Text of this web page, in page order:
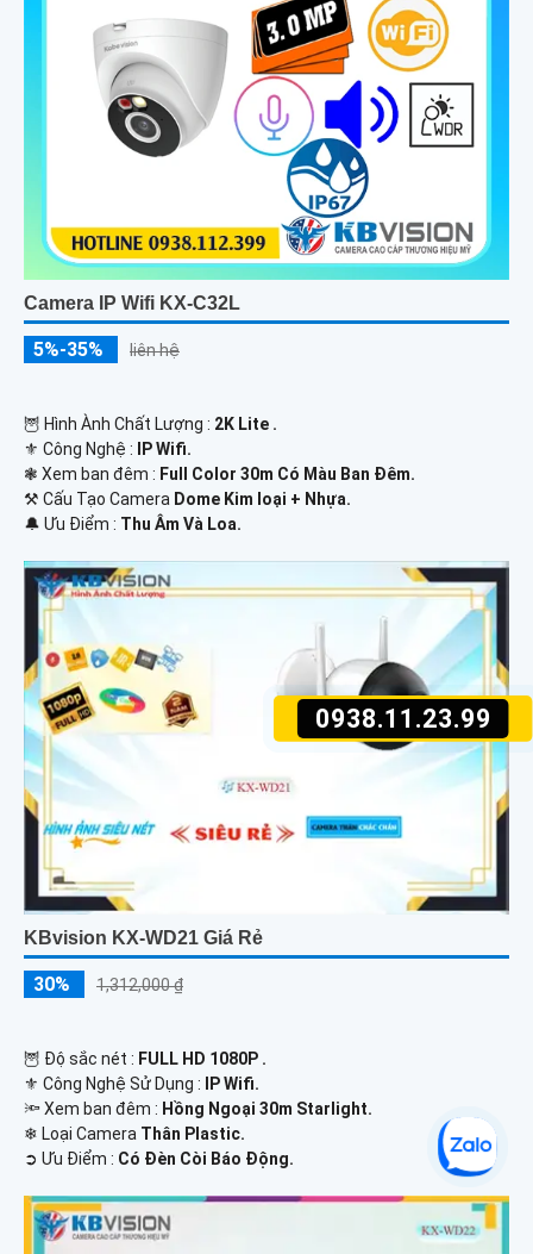
0938.11.23.99
Camera IP Wifi KX-C32L
5%-35% liên hệ
🦉 Hình Ành Chất Lượng : 2K Lite .
⚜️ Công Nghệ :
IP Wifi.
❃ Xem ban đêm : Full Color 30m Có Màu Ban Ðêm.
⚒ Cấu Tạo Camera Dome Kim loại + Nhựa.
️🔔 Ưu Điểm : Thu Âm Và Loa.
KBvision KX-WD21 Giá Rẻ
30% 1,312,000 ₫
🦉 Độ sắc nét : FULL HD 1080P .
⚜️ Công Nghệ Sử Dụng :
IP Wifi.
🔦 Xem ban đêm : Hồng Ngoại 30m Starlight.
❄ Loại Camera Thân Plastic.
️➲ Ưu Điểm : Có Ðèn Còi Báo Động.